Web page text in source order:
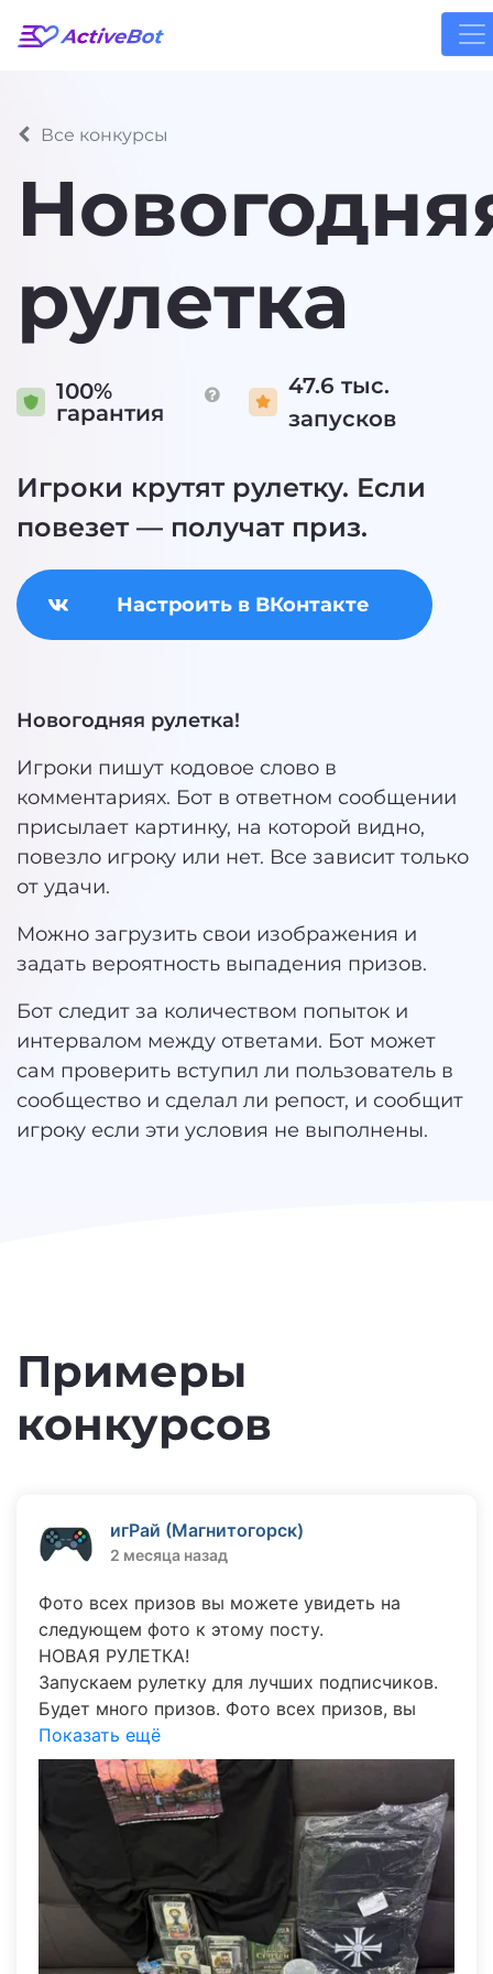
Все конкурсы
рулетка
100%
гарантия
47.6 тыс.
запусков
Игроки крутят рулетку. Если
повезет — получат приз.
Настроить в ВКонтакте
Новогодняя рулетка!
Игроки пишут кодовое слово в
комментариях. Бот в ответном сообщении
присылает картинку, на которой видно,
повезло игроку или нет. Все зависит только
от удачи.
Можно загрузить свои изображения и
задать вероятность выпадения призов.
Бот следит за количеством попыток и
интервалом между ответами. Бот может
сам проверить вступил ли пользователь в
сообщество и сделал ли репост, и сообщит
игроку если эти условия не выполнены.
Примеры
конкурсов
игРай (Магнитогорск)
2 месяца назад
Фото всех призов вы можете увидеть на
следующем фото к этому посту.
НОВАЯ РУЛЕТКА!
Запускаем рулетку для лучших подписчиков.
Будет много призов. Фото всех призов, вы
можете посмотреть во втором фото,
прикрепленном к этому посту.
Правила конкурса: в комментариях под этим
постом напишите слово «играй» и попытайте
удачу.
Наш бот в ответном комментарии сообщит
вам результат.
Каждый участник имеет 3 попытки с
минимальным интервалом в 1 минуту.
Показать ещё